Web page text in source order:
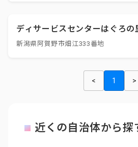
ディサービスセンターはぐろの
新潟県阿賀野市畑江333番地
< 1 >
近くの自治体から探